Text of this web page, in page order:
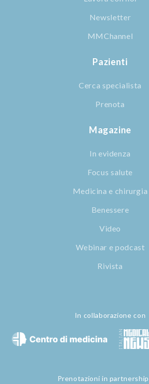
Newsletter
MMChannel
Pazienti
Cerca specialista
Prenota
Magazine
In evidenza
Focus salute
Medicina e chirurgia
Benessere
Video
Webinar e podcast
Rivista
In collaborazione con
Prenotazioni in